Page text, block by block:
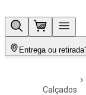
Entrega ou
calçados